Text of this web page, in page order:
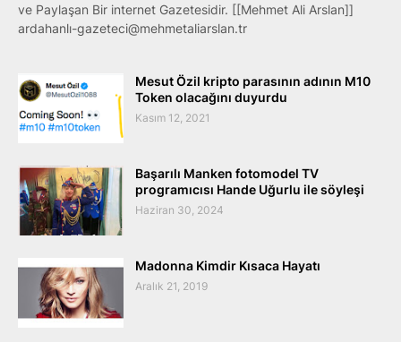
ve Paylaşan Bir internet Gazetesidir. [[Mehmet Ali Arslan]]
ardahanlı-gazeteci@mehmetaliarslan.tr
Mesut Özil kripto parasının adının M10
Token olacağını duyurdu
Kasım 12, 2021
Başarılı Manken fotomodel TV
programıcısı Hande Uğurlu ile söyleşi
Haziran 30, 2024
Madonna Kimdir Kısaca Hayatı
Aralık 21, 2019